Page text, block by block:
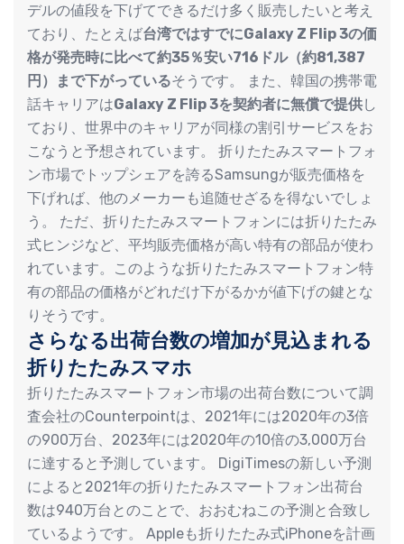
デルの値段を下げてできるだけ多く販売したいと考え
ており、たとえば台湾ではすでにGalaxy Z Flip 3の価
格が発売時に比べて約35％安い716ドル（約81,387
円）まで下がっているそうです。 また、韓国の携帯電
話キャリアはGalaxy Z Flip 3を契約者に無償で提供し
ており、世界中のキャリアが同様の割引サービスをお
こなうと予想されています。 折りたたみスマートフォ
ン市場でトップシェアを誇るSamsungが販売価格を
下げれば、他のメーカーも追随せざるを得ないでしょ
う。 ただ、折りたたみスマートフォンには折りたたみ
式ヒンジなど、平均販売価格が高い特有の部品が使わ
れています。このような折りたたみスマートフォン特
有の部品の価格がどれだけ下がるかが値下げの鍵とな
りそうです。
さらなる出荷台数の増加が見込まれる
折りたたみスマホ
折りたたみスマートフォン市場の出荷台数について調
査会社のCounterpointは、2021年には2020年の3倍
の900万台、2023年には2020年の10倍の3,000万台
に達すると予測しています。 DigiTimesの新しい予測
によると2021年の折りたたみスマートフォン出荷台
数は940万台とのことで、おおむねこの予測と合致し
ているようです。 Appleも折りたたみ式iPhoneを計画